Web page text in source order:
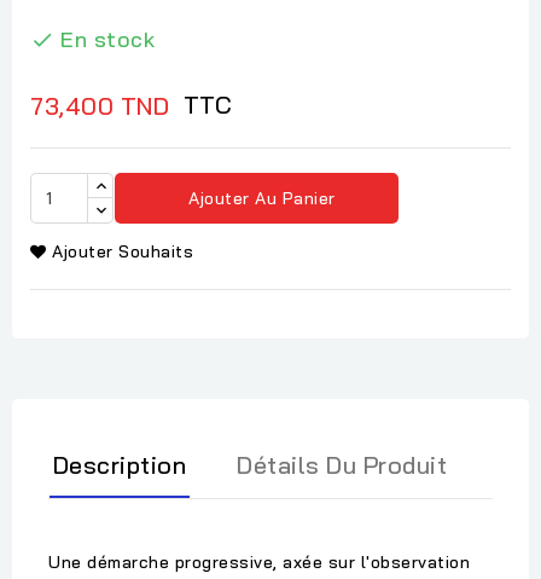
 En stock
73,400 TND TTC
Ajouter Au Panier
Ajouter Souhaits
Description Détails Du Produit
Une démarche progressive, axée sur l'observation